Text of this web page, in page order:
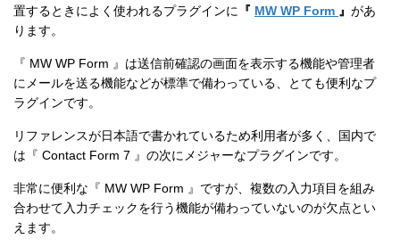
置するときによく使われるプラグインに
『 MW WP Form 』 があ
ります。
『 MW WP Form 』は送信前確認の画面を表示する機能や管理者
にメールを送る機能などが標準で備わっている、とても便利なプ
ラグインです。
リファレンスが日本語で書かれているため利用者が多く、国内で
は『 Contact Form 7 』の次にメジャーなプラグインです。
非常に便利な『 MW WP Form 』ですが、複数の入力項目を組み
合わせて入力チェックを行う機能が備わっていないのが欠点とい
えます。